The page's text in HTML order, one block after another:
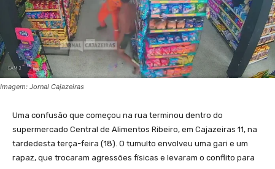
Imagem: Jornal Cajazeiras
Uma confusão que começou na rua terminou dentro do
supermercado Central de Alimentos Ribeiro, em Cajazeiras 11, na
tardedesta terça-feira (18). O tumulto envolveu uma gari e um
rapaz, que trocaram agressões físicas e levaram o conflito para